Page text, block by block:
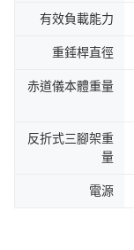
有效負載能力
重錘桿直徑
赤道儀本體重量
反折式三腳架重
量
電源